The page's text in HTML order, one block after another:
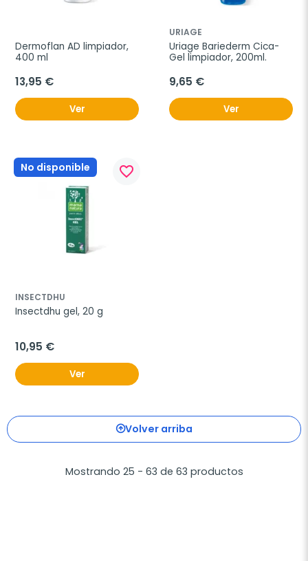
Dermoflan AD limpiador,
400 ml
13,95 €
Ver
URIAGE
Uriage Bariederm Cica-
Gel limpiador, 200ml.
9,65 €
Ver
No disponible favorite_border
INSECTDHU
Insectdhu gel, 20 g
10,95 €
Ver
Volver arriba
Mostrando 25 - 63 de 63 productos